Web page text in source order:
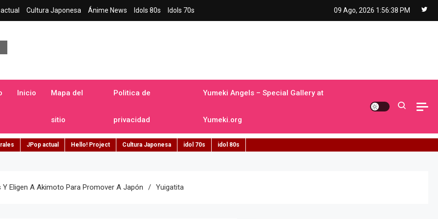
Cultura Japonesa Ánime News Idols 80s Idols 70s 09 Ago, 2026 1:56:39 PM
Inicio Mapa del
sitio
Politica de
privacidad
Yumeki Angels – Special Gallery at
Yumeki.org
JPop actual Hello! Project Cultura Japonesa idol 70s idol 80s
Eligen A Akimoto Para Promover A Japón Yuigatita